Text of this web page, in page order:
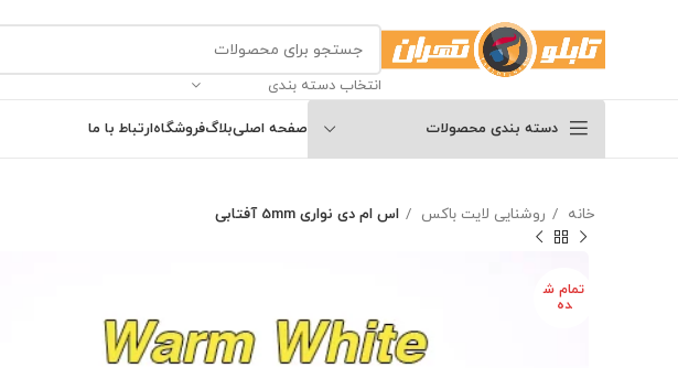
انتخاب دسته بندی
دسته بندی محصولات صفحه اصلیبلاگفروشگاهارتباط با ما
خانه روشنایی لایت باکس اس ام دی نواری 5mm آفتابی
تمام ش
ده